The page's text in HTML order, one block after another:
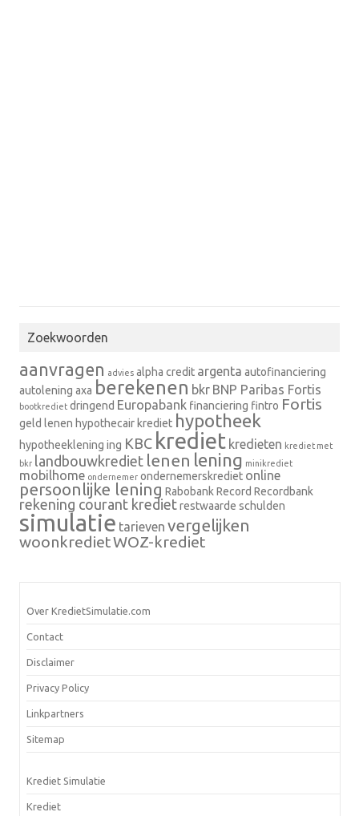
Zoekwoorden
aanvragen advies alpha credit argenta autofinanciering
autolening axa berekenen bkr BNP Paribas Fortis
bootkrediet dringend Europabank financiering fintro Fortis
geld lenen hypothecair krediet hypotheek
hypotheeklening ing KBC krediet kredieten krediet met
bkr landbouwkrediet lenen lening minikrediet
mobilhome ondernemer ondernemerskrediet online
persoonlijke lening Rabobank Record Recordbank
rekening courant kredietrestwaarde schulden
simulatie tarieven vergelijken
woonkredietWOZ-krediet
Over KredietSimulatie.com
Contact
Disclaimer
Privacy Policy
Linkpartners
Sitemap
Krediet Simulatie
Krediet